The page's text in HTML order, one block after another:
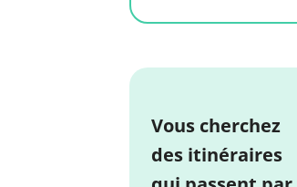
Vous cherchez
des itinéraires